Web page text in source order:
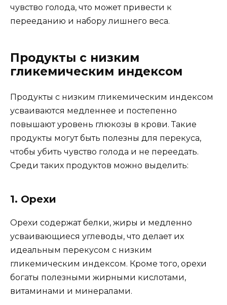
чувство голода, что может привести к
перееданию и набору лишнего веса.
Продукты с низким
гликемическим индексом
Продукты с низким гликемическим индексом
усваиваются медленнее и постепенно
повышают уровень глюкозы в крови. Такие
продукты могут быть полезны для перекуса,
чтобы убить чувство голода и не переедать.
Среди таких продуктов можно выделить:
1. Орехи
Орехи содержат белки, жиры и медленно
усваивающиеся углеводы, что делает их
идеальным перекусом с низким
гликемическим индексом. Кроме того, орехи
богаты полезными жирными кислотами,
витаминами и минералами.